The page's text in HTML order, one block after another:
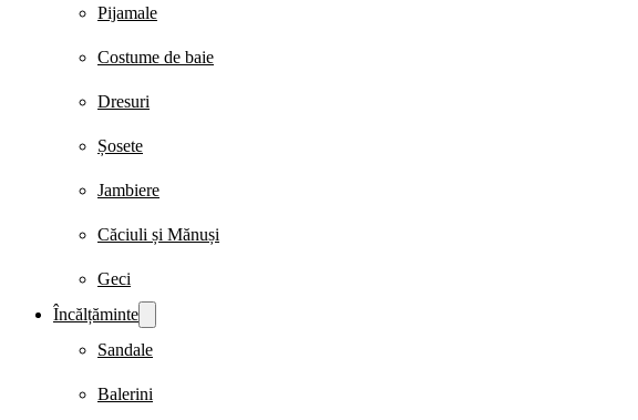
Pijamale
Costume de baie
Dresuri
Șosete
Jambiere
Căciuli și Mănuși
Geci
Încălțăminte
Sandale
Balerini